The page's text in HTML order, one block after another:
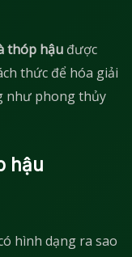
thóp hậu được
thức để hóa giải
như phong thủy
hậu
hình dạng ra sao